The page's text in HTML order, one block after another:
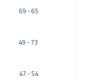
69 - 65
49 - 73
47 - 54